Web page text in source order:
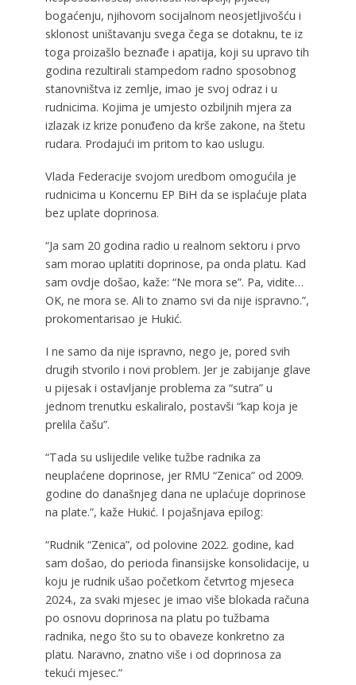
bogaćenju, njihovom socijalnom neosjetljivošću i
sklonost uništavanju svega čega se dotaknu, te iz
toga proizašlo beznađe i apatija, koji su upravo tih
godina rezultirali stampedom radno sposobnog
stanovništva iz zemlje, imao je svoj odraz i u
rudnicima. Kojima je umjesto ozbiljnih mjera za
izlazak iz krize ponuđeno da krše zakone, na štetu
rudara. Prodajući im pritom to kao uslugu.
Vlada Federacije svojom uredbom omogućila je
rudnicima u Koncernu EP BiH da se isplaćuje plata
bez uplate doprinosa.
“Ja sam 20 godina radio u realnom sektoru i prvo
sam morao uplatiti doprinose, pa onda platu. Kad
sam ovdje došao, kaže: “Ne mora se”. Pa, vidite…
OK, ne mora se. Ali to znamo svi da nije ispravno.”,
prokomentarisao je Hukić.
I ne samo da nije ispravno, nego je, pored svih
drugih stvorilo i novi problem. Jer je zabijanje glave
u pijesak i ostavljanje problema za “sutra” u
jednom trenutku eskaliralo, postavši “kap koja je
prelila čašu”.
“Tada su uslijedile velike tužbe radnika za
neuplaćene doprinose, jer RMU “Zenica” od 2009.
godine do današnjeg dana ne uplaćuje doprinose
na plate.”, kaže Hukić. I pojašnjava epilog:
“Rudnik “Zenica”, od polovine 2022. godine, kad
sam došao, do perioda finansijske konsolidacije, u
koju je rudnik ušao početkom četvrtog mjeseca
2024., za svaki mjesec je imao više blokada računa
po osnovu doprinosa na platu po tužbama
radnika, nego što su to obaveze konkretno za
platu. Naravno, znatno više i od doprinosa za
tekući mjesec.”